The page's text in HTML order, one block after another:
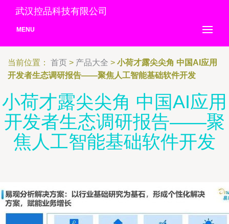
武汉控品科技有限公司
MENU
当前位置： 首页 > 产品大全 > 小荷才露尖尖角 中国AI应用
开发者生态调研报告——聚焦人工智能基础软件开发
小荷才露尖尖角 中国AI应用
开发者生态调研报告——聚
焦人工智能基础软件开发